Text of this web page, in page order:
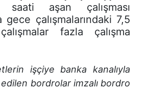
aşan çalışması
çalışmalarındaki 7,5
fazla çalışma
işçiye banka kanalıyla
bordrolar imzalı bordro